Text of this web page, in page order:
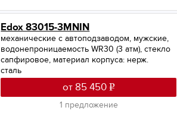
Edox 83015-3MNIN
механические с автоподзаводом, мужские,
водонепроницаемость WR30 (3 атм), стекло
сапфировое, материал корпуса: нерж.
сталь
от 85 450
1 предложение